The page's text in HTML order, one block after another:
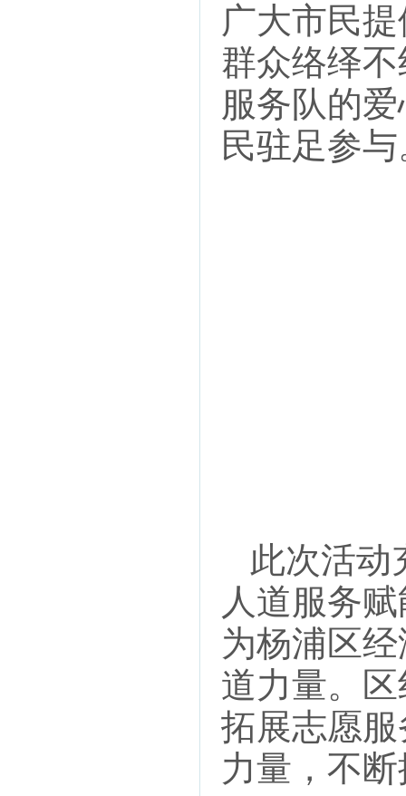
广大市民
群众络绎
服务队的
民驻足参
此次活动
人道服务
为杨浦区
道力量。
拓展志愿
力量，不